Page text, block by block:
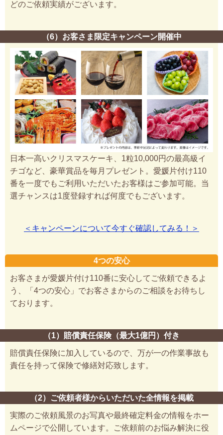
どのご依頼実績がございます。
（6）お客さま限定キャンペーン開催中
日本一高いクリスマスケーキ、1粒10,000円の最高級イ
チゴなど、豪華賞品を毎月プレゼント。愛媛片付け110
番を一度でもご利用いただいたお客様はご参加可能。当
選チャンスは1度登録すれば何度でもございます。
＜キャンペーンについて今すぐ確認してみる！＞
4つの安心
お客さまが愛媛片付け110番に安心してご依頼できるよ
う、「4つの安心」でお客さまからのご相談をお待ちし
ております。
（1）賠償責任保険（最大1億円）付き
賠償責任保険に加入しているので、万が一の作業事故も
責任を持って保険で修繕対応致します。
（2）ご依頼者様からいただいた全情報を掲載
実際のご依頼風景のお写真や最終確定料金の情報をホー
ムページで公開しています。ご依頼前のお悩み解決に役